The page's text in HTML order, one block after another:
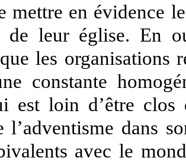
mettre en évidence
de leur église. En
les organisations
constante
est loin d’être clos
l’adventisme dans
avec le